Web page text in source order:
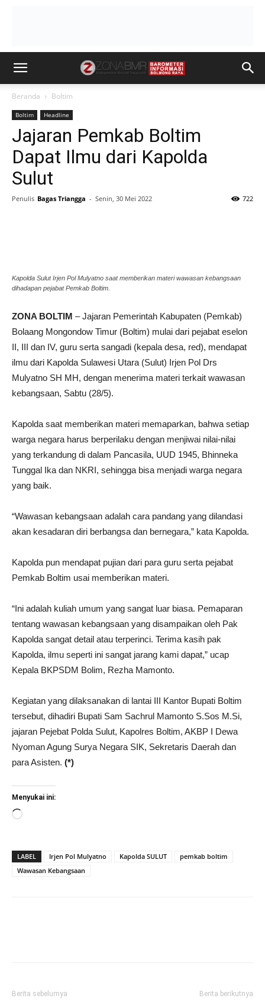
Beranda Boltim
Boltim Headline
Jajaran Pemkab Boltim
Dapat Ilmu dari Kapolda
Sulut
Penulis Bagas Triangga - Senin, 30 Mei 2022 722
Kapolda Sulut Irjen Pol Mulyatno saat memberikan materi wawasan kebangsaan
dihadapan pejabat Pemkab Boltim.
ZONA BOLTIM – Jajaran Pemerintah Kabupaten (Pemkab)
Bolaang Mongondow Timur (Boltim) mulai dari pejabat eselon
II, III dan IV, guru serta sangadi (kepala desa, red), mendapat
ilmu dari Kapolda Sulawesi Utara (Sulut) Irjen Pol Drs
Mulyatno SH MH, dengan menerima materi terkait wawasan
kebangsaan, Sabtu (28/5).
Kapolda saat memberikan materi memaparkan, bahwa setiap
warga negara harus berperilaku dengan menjiwai nilai-nilai
yang terkandung di dalam Pancasila, UUD 1945, Bhinneka
Tunggal Ika dan NKRI, sehingga bisa menjadi warga negara
yang baik.
“Wawasan kebangsaan adalah cara pandang yang dilandasi
akan kesadaran diri berbangsa dan bernegara,” kata Kapolda.
Kapolda pun mendapat pujian dari para guru serta pejabat
Pemkab Boltim usai memberikan materi.
“Ini adalah kuliah umum yang sangat luar biasa. Pemaparan
tentang wawasan kebangsaan yang disampaikan oleh Pak
Kapolda sangat detail atau terperinci. Terima kasih pak
Kapolda, ilmu seperti ini sangat jarang kami dapat,” ucap
Kepala BKPSDM Bolim, Rezha Mamonto.
Kegiatan yang dilaksanakan di lantai III Kantor Bupati Boltim
tersebut, dihadiri Bupati Sam Sachrul Mamonto S.Sos M.Si,
jajaran Pejebat Polda Sulut, Kapolres Boltim, AKBP I Dewa
Nyoman Agung Surya Negara SIK, Sekretaris Daerah dan
para Asisten. (*)
Menyukai ini:
Memuat...
LABEL Irjen Pol Mulyatno Kapolda SULUT
pemkab boltim
Wawasan Kebangsaan
Berita sebelumya Berita berikutnya